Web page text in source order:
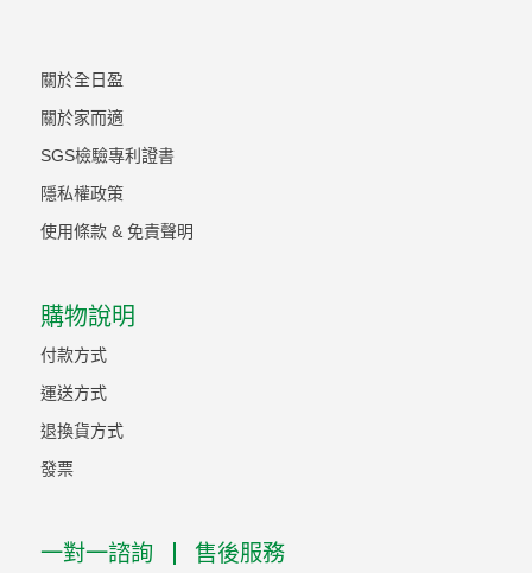
關於全日盈
關於家而適
SGS檢驗專利證書
隱私權政策
使用條款 & 免責聲明
購物說明
付款方式
運送方式
退換貨方式
發票
一對一諮詢
售後服務